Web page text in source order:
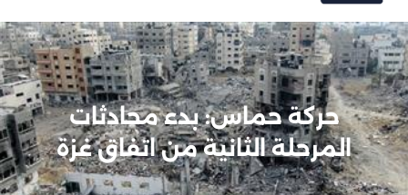
حركة حماس: بدء محادثات
المرحلة الثانية من اتفاق غزة